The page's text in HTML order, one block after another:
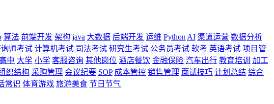
算法 前端开发 架构 java 大数据 后端开发 运维 Python AI 渠道运营 数据分析
师考试 计算机考试 司法考试 研究生考试 公务员考试 软考 英语考试 项目管
高中 大学 小学 客服咨询 其他岗位 酒店餐饮 金融保险 汽车出行 教育培训
加工
织结构 采购管理 会议纪要 SOP 成本管控 销售管理 面试技巧 计划总结 综合
常识 体育游戏 旅游美食 节日节气